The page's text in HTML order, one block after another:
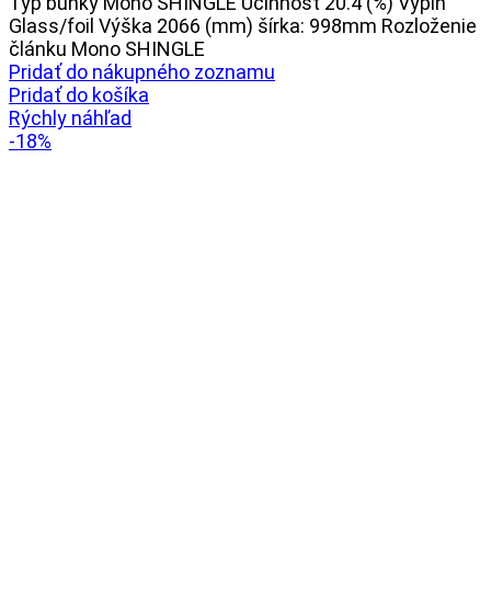
Glass/foil Výška 2066 (mm) šírka: 998mm Rozloženie
článku Mono SHINGLE
Pridať do nákupného zoznamu
Pridať do košíka
Rýchly náhľad
-18%